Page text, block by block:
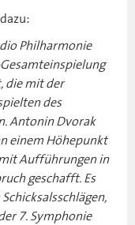
Philharmonie
die mit der
des
Antonin Dvorak
einem Höhepunkt
Aufführungen in
geschafft. Es
7. Symphonie